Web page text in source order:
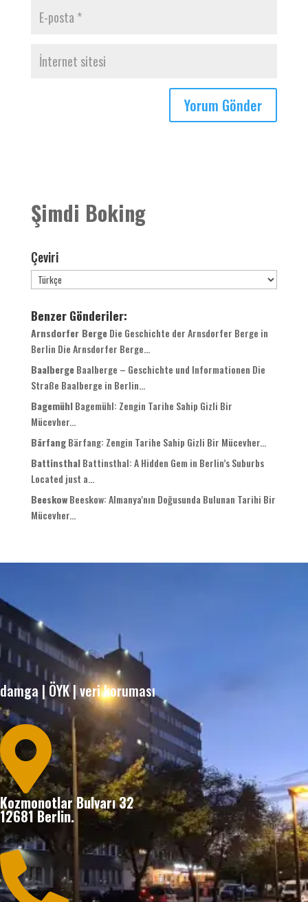
Şimdi Boking
Çeviri
Benzer Gönderiler:
Arnsdorfer Berge Die Geschichte der Arnsdorfer Berge in
Berlin Die Arnsdorfer Berge...
Baalberge Baalberge – Geschichte und Informationen Die
Straße Baalberge in Berlin...
Bagemühl Bagemühl: Zengin Tarihe Sahip Gizli Bir
Mücevher...
Bärfang Bärfang: Zengin Tarihe Sahip Gizli Bir Mücevher...
Battinsthal Battinsthal:A Hidden Gem in Berlin’s Suburbs
Located just a...
Beeskow Beeskow: Almanya'nın Doğusunda Bulunan Tarihi Bir
Mücevher...
damga |ÖYK|veri koruması

Kozmonotlar Bulvarı 32
12681 Berlin.
